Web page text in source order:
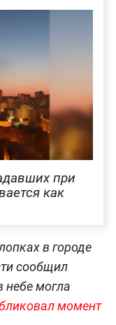
при
как
в городе
сообщил
небе могла
момент